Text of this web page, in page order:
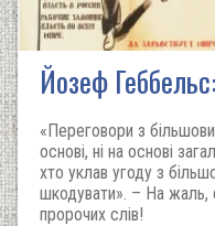
Йозеф
«Переговори з
основі, ні на основі
хто уклав угоду з
шкодувати». – На жаль,
пророчих слів!